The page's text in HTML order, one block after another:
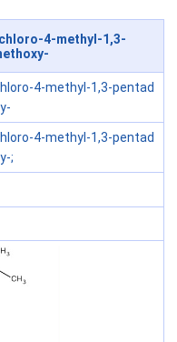
4-methyl-1,3-
4-methyl-1,3-pentad
4-methyl-1,3-pentad
;